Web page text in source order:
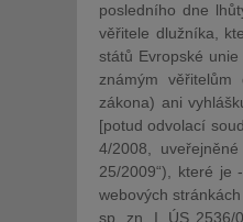
posledního dne
věřitele dlužníka,
států Evropské
známým
zákona) ani
[potud odvolací
4/2008,
25/2009“), které je
webových
sp. zn. I. ÚS 2536/